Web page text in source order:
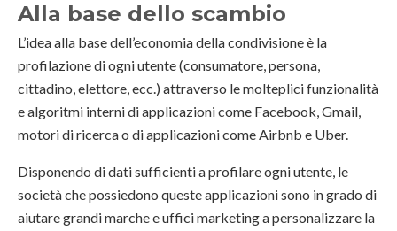
Alla base dello scambio
L’idea alla base dell’economia della condivisione è la
profilazione di ogni utente (consumatore, persona,
cittadino, elettore, ecc.) attraverso le molteplici funzionalità
e algoritmi interni di applicazioni come Facebook, Gmail,
motori di ricerca o di applicazioni come Airbnb e Uber.
Disponendo di dati sufficienti a profilare ogni utente, le
società che possiedono queste applicazioni sono in grado di
aiutare grandi marche e uffici marketing a personalizzare la